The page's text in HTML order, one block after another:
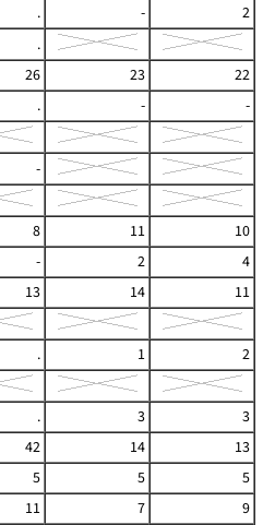
. -
2
.
26 23
22
. -
-
-
8 11
10
- 2
4
13 14
11
. 1
2
. 3
3
42 14
13
5 5
5
11 7
9